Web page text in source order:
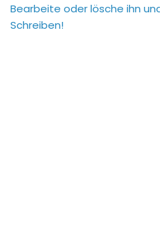
Bearbeite oder lösche ihn
Schreiben!